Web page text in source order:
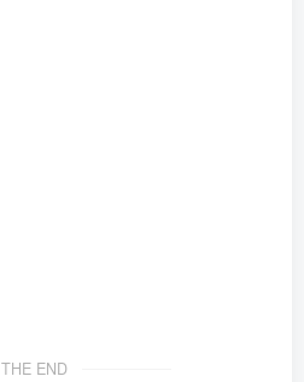
THE END